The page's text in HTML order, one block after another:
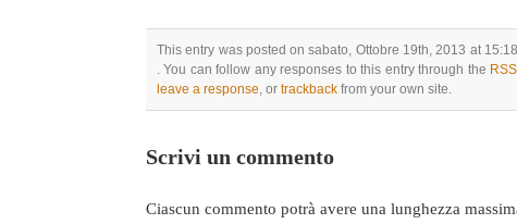
This entry was posted on sabato, Ottobre 19th, 2013 at
. You can follow any responses to this entry through the
leave a response, or trackback from your own site.
Scrivi un commento
Ciascun commento potrà avere una lunghezza